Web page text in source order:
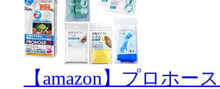
【amazon】プロホー